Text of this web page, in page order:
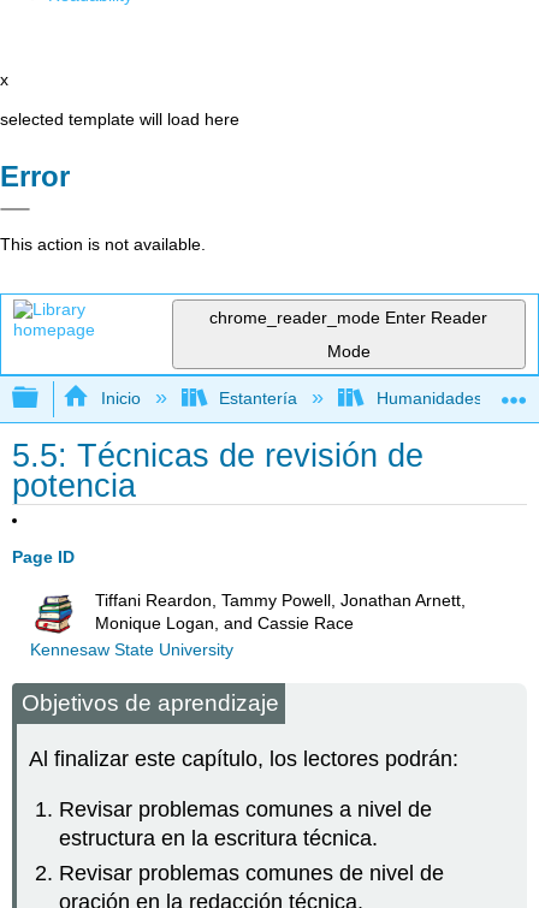
x
selected template will load here
Error
This action is not available.
chrome_reader_mode Enter Reader
Mode
Expandir/contraer jerarquía global
Inicio Estantería Humanidades
5.5: Técnicas de revisión de
potencia
Page ID
Tiffani Reardon, Tammy Powell, Jonathan Arnett,
Monique Logan, and Cassie Race
Kennesaw State University
Objetivos de aprendizaje
Al finalizar este capítulo, los lectores podrán:
Revisar problemas comunes a nivel de
estructura en la escritura técnica.
Revisar problemas comunes de nivel de
oración en la redacción técnica.